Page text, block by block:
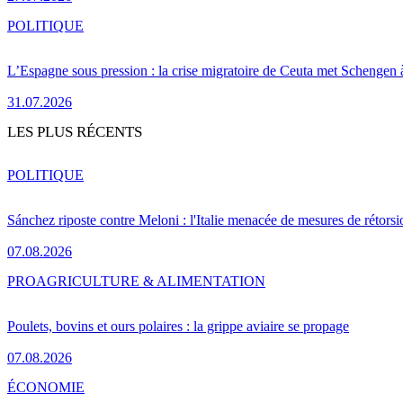
L’Espagne sous pression : la crise migratoire de Ceuta met Schengen
31.07.2026
POLITIQUE
LES PLUS RÉCENTS
Sánchez riposte contre Meloni : l'Italie menacée de mesures de
07.08.2026
POLITIQUE
Poulets, bovins et ours polaires : la grippe aviaire se propage
07.08.2026
PROAGRICULTURE & ALIMENTATION
ÉCONOMIE